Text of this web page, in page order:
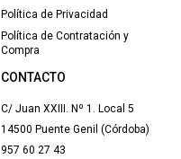
Política de Privacidad
Política de Contratación y
Compra
CONTACTO
C/ Juan XXIII. Nº 1. Local 5
14500 Puente Genil (Córdoba)
957 60 27 43